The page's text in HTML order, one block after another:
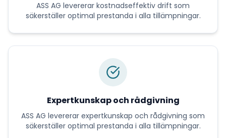
ASS AG levererar kostnadseffektiv drift som
säkerställer optimal prestanda i alla tillämpningar.
Expertkunskap och rådgivning
ASS AG levererar expertkunskap och rådgivning som
säkerställer optimal prestanda i alla tillämpningar.